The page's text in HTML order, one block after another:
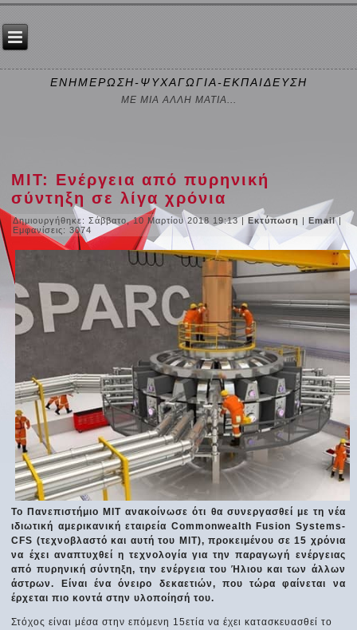
ΕΝΗΜΕΡΩΣΗ-ΨΥΧΑΓΩΓΙΑ-ΕΚΠΑΙΔΕΥΣΗ
ΜΕ ΜΙΑ ΑΛΛΗ ΜΑΤΙΑ...
ΜΙΤ: Ενέργεια από πυρηνική
σύντηξη σε λίγα χρόνια
Δημιουργήθηκε: Σάββατο, 10 Μαρτίου 2018 19:13|Εκτύπωση |Email|
Εμφανίσεις: 3074
Το Πανεπιστήμιο ΜΙΤ ανακοίνωσε ότι θα συνεργασθεί με τη νέα
ιδιωτική αμερικανική εταιρεία Commonwealth Fusion Systems-
CFS (τεχνοβλαστό και αυτή του ΜΙΤ), προκειμένου σε 15 χρόνια
να έχει αναπτυχθεί η τεχνολογία για την παραγωγή ενέργειας
από πυρηνική σύντηξη, την ενέργεια του Ήλιου και των άλλων
άστρων. Είναι ένα όνειρο δεκαετιών, που τώρα φαίνεται να
έρχεται πιο κοντά στην υλοποίησή του.
Στόχος είναι μέσα στην επόμενη 15ετία να έχει κατασκευασθεί το